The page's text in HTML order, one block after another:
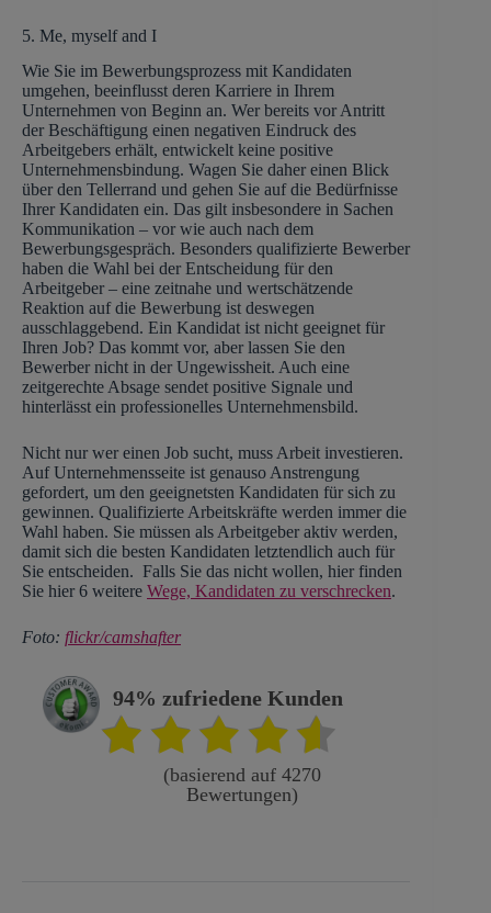
5. Me, myself and I
Wie Sie im Bewerbungsprozess mit Kandidaten
umgehen, beeinflusst deren Karriere in Ihrem
Unternehmen von Beginn an. Wer bereits vor Antritt
der Beschäftigung einen negativen Eindruck des
Arbeitgebers erhält, entwickelt keine positive
Unternehmensbindung. Wagen Sie daher einen Blick
über den Tellerrand und gehen Sie auf die Bedürfnisse
Ihrer Kandidaten ein. Das gilt insbesondere in Sachen
Kommunikation – vor wie auch nach dem
Bewerbungsgespräch. Besonders qualifizierte Bewerber
haben die Wahl bei der Entscheidung für den
Arbeitgeber – eine zeitnahe und wertschätzende
Reaktion auf die Bewerbung ist deswegen
ausschlaggebend. Ein Kandidat ist nicht geeignet für
Ihren Job? Das kommt vor, aber lassen Sie den
Bewerber nicht in der Ungewissheit. Auch eine
zeitgerechte Absage sendet positive Signale und
hinterlässt ein professionelles Unternehmensbild.
Nicht nur wer einen Job sucht, muss Arbeit investieren.
Auf Unternehmensseite ist genauso Anstrengung
gefordert, um den geeignetsten Kandidaten für sich zu
gewinnen. Qualifizierte Arbeitskräfte werden immer die
Wahl haben. Sie müssen als Arbeitgeber aktiv werden,
damit sich die besten Kandidaten letztendlich auch für
Sie entscheiden. Falls Sie das nicht wollen, hier finden
Sie hier 6 weitere Wege, Kandidaten zu verschrecken.
Foto: flickr/camshafter
94% zufriedene Kunden
(basierend auf 4270
Bewertungen)